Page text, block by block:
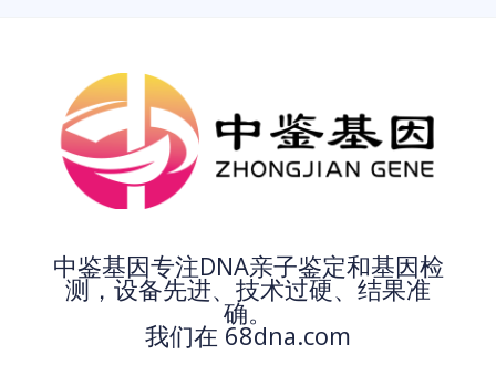
中鉴基因专注DNA亲子鉴定和基因检
测，设备先进、技术过硬、结果准
确。
我们在 68dna.com